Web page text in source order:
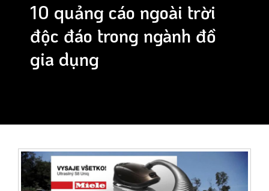
10 quảng cáo ngoài trời
độc đáo trong ngành đồ
gia dụng